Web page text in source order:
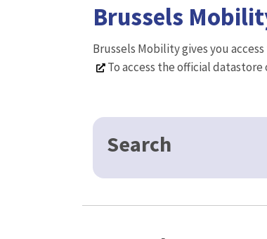
Brussels
Brussels Mobility gives you
To access the official
Search